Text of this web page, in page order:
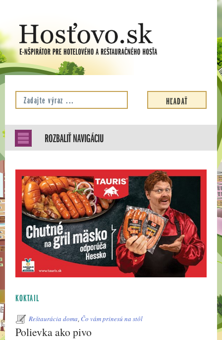
ROZBALIŤ NAVIGÁCIU
KOKTAIL
Reštaurácia doma, Čo vám prinesú na stôl
Polievka ako pivo